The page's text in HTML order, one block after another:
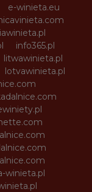
e-winieta.eu
info365.pl
litwawinieta.pl
lotvawinieta.pl
winieta.pl